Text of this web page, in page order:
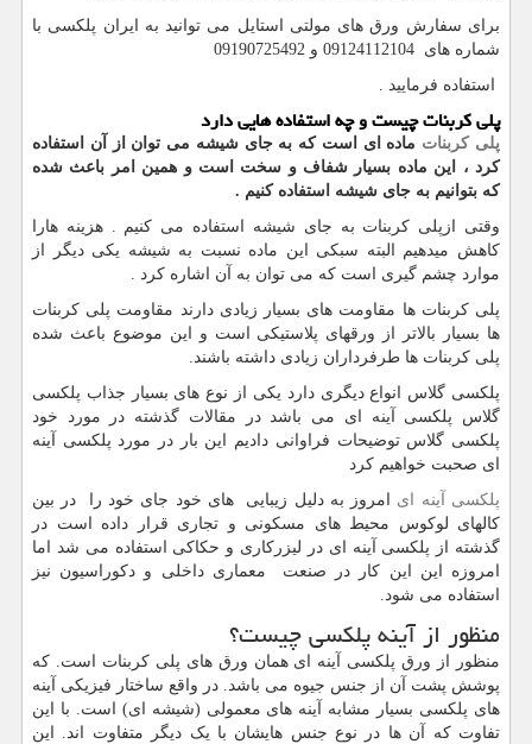
برای سفارش ورق های مولتی استایل می توانید به ایران پلکسی با
شماره های 09124112104 و 09190725492
استفاده فرمایید
پلی کربنات چیست و چه استفاده هایی دارد
پلی کربنات ماده ای است که به جای شیشه می توان از آن استفاده
کرد ، این ماده بسیار شفاف و سخت است و همین امر باعث شده
که بتوانیم به جای شیشه استفاده کنیم .
وقتی ازپلی کربنات به جای شیشه استفاده می کنیم . هزینه هارا
کاهش میدهیم البته سبکی این ماده نسبت به شیشه یکی دیگر از
موارد چشم گیری است که می توان به آن اشاره کرد
پلی کربنات ها مقاومت های بسیار زیادی دارند مقاومت پلی کربنات
ها بسیار بالاتر از ورقهای پلاستیکی است و این موضوع باعث شده
پلی کربنات ها طرفرداران زیادی داشته باشند.
پلکسی گلاس انواع دیگری دارد یکی از نوع های بسیار جذاب پلکسی
گلاس پلکسی آینه ای می باشد در مقالات گذشته در مورد خود
پلکسی گلاس توضیحات فراوانی دادیم این بار در مورد پلکسی آینه
ای صحبت خواهیم کرد
پلکسی آینه ای امروز به دلیل زیبایی های خود جای خود را در بین
کالهای لوکوس محیط های مسکونی و تجاری قرار داده است در
گذشته از پلکسی آینه ای در لیزرکاری و حکاکی استفاده می شد اما
امروزه این این کار در صنعت معماری داخلی و دکوراسیون نیز
استفاده می شود.
منظور از آینه پلکسی چیست؟
منظور از ورق پلکسی آینه ای همان ورق های پلی کربنات است. که
پوشش پشت آن از جنس جیوه می باشد. در واقع ساختار فیزیکی آینه
های پلکسی بسیار مشابه آینه های معمولی (شیشه ای) است. با این
تفاوت که آن ها در نوع جنس هایشان با یک دیگر متفاوت اند. این